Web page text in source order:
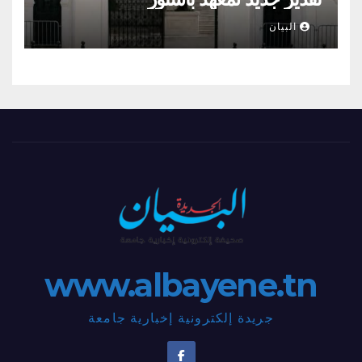
البيان
www.albayene.tn
جريدة إلكترونية إخبارية جامعة